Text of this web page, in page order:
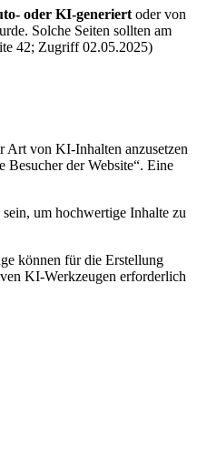
oder KI-generiert oder von
Solche Seiten sollten am
42; Zugriff 02.05.2025)
Art von KI-Inhalten anzusetzen
der Website“. Eine
um hochwertige Inhalte zu
können für die Erstellung
KI-Werkzeugen erforderlich